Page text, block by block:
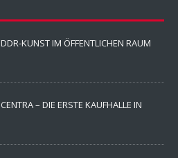
DDR-KUNST IM ÖFFENTLICHEN RAUM
CENTRA – DIE ERSTE KAUFHALLE IN